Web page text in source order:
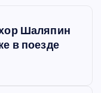
Шаляпин
в поезде